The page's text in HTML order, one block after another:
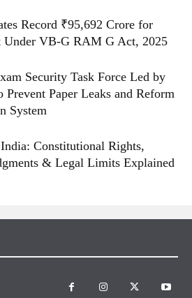
Record ₹95,692 Crore for
Under VB-G RAM G Act, 2025
Security Task Force Led by
Paper Leaks and Reform
System
Constitutional Rights,
& Legal Limits Explained